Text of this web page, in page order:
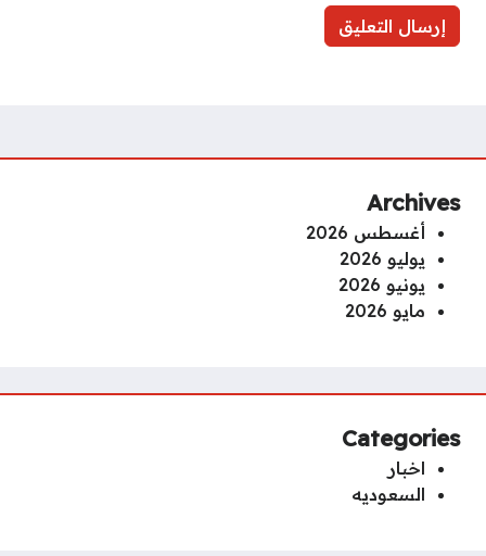
Archives
أغسطس 2026
يوليو 2026
يونيو 2026
مايو 2026
Categories
اخبار
السعوديه